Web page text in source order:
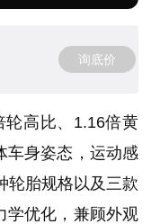
询底价
轮高比、1.16倍黄
车身姿态，运动感
轮胎规格以及三款
学优化，兼顾外观